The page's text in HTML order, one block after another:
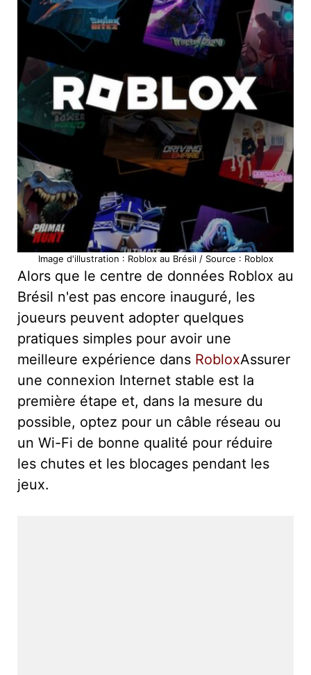
Image d'illustration : Roblox au Brésil / Source : Roblox
Alors que le centre de données Roblox au
Brésil n'est pas encore inauguré, les
joueurs peuvent adopter quelques
pratiques simples pour avoir une
meilleure expérience dans RobloxAssurer
une connexion Internet stable est la
première étape et, dans la mesure du
possible, optez pour un câble réseau ou
un Wi-Fi de bonne qualité pour réduire
les chutes et les blocages pendant les
jeux.